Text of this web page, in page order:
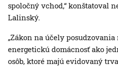
spoločný vchod,“ konštatoval
Lalinský.
„Zákon na účely
energetickú domácnosť ako
osôb, ktoré majú evidovaný